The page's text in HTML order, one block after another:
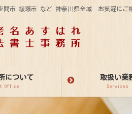
間市 綾瀬市 など 神奈川県全域 お気軽にご
について
Office
取扱い業
Services